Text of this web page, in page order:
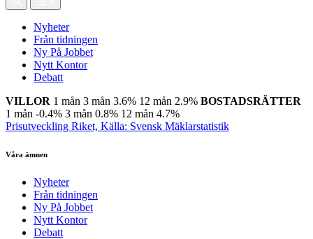
Nyheter
Från tidningen
Ny På Jobbet
Nytt Kontor
Debatt
VILLOR 1 mån 3 mån 3.6% 12 mån 2.9% BOSTADSRÄTTER
1 mån -0.4% 3 mån 0.8% 12 mån 4.7%
Prisutveckling Riket, Källa: Svensk Mäklarstatistik
Våra ämnen
Nyheter
Från tidningen
Ny På Jobbet
Nytt Kontor
Debatt